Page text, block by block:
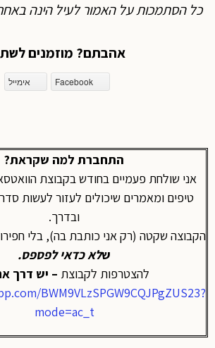
כל הסתמכות על האמור לעיל הינה
אהבתם? מוזמנים
Facebook אימייל
התחברת למה שקראת?
אני שולחת פעמיים בחודש בקבוצת
טיפים ומאמרים שיכולים לעזור לעשות
ובדרך.
הקבוצה שקטה (רק אני כותבת בה), בלי
שלא כדאי לפספס.
להצטרפות לקבוצת – יש דרך
BWM9VLzSPGW9CQJPgZUS23?
mode=ac_t